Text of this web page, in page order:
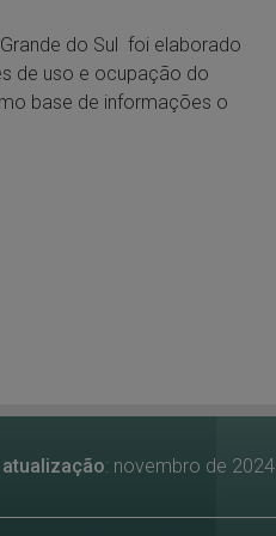
do Sul foi elaborado
de uso e ocupação do
base de informações o
atualização: novembro de 2024